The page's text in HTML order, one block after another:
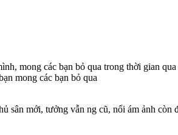
mong các bạn bỏ qua trong thời gian
mong các bạn bỏ qua
sân mới, tưởng vẫn ng cũ, nổi ám ảnh còn